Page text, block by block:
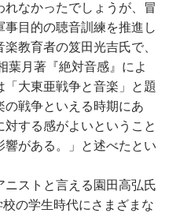
なかったでしょうが、冒
目的の聴音訓練を推進し
教育者の笈田光吉氏で、
葉月著『絶対音感』によ
大東亜戦争と音楽」と題
の戦争といえる時期にあ
する感がよいということ
がある。」と述べたとい
ストと言える園田高弘氏
校の学生時代にさまざまな